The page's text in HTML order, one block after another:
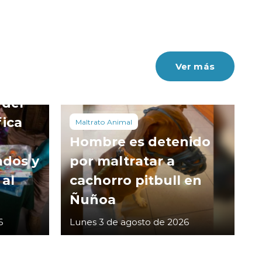
Ver más
y
Maltrato Animal
Hombre es detenido
por maltratar a
cachorro pitbull en
Ñuñoa
Lunes 3 de agosto de 2026